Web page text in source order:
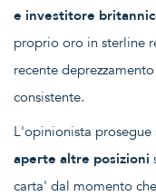
e investitore
proprio oro in sterline
recente
consistente.
L'opinionista
aperte altre posizioni
carta' dal momento